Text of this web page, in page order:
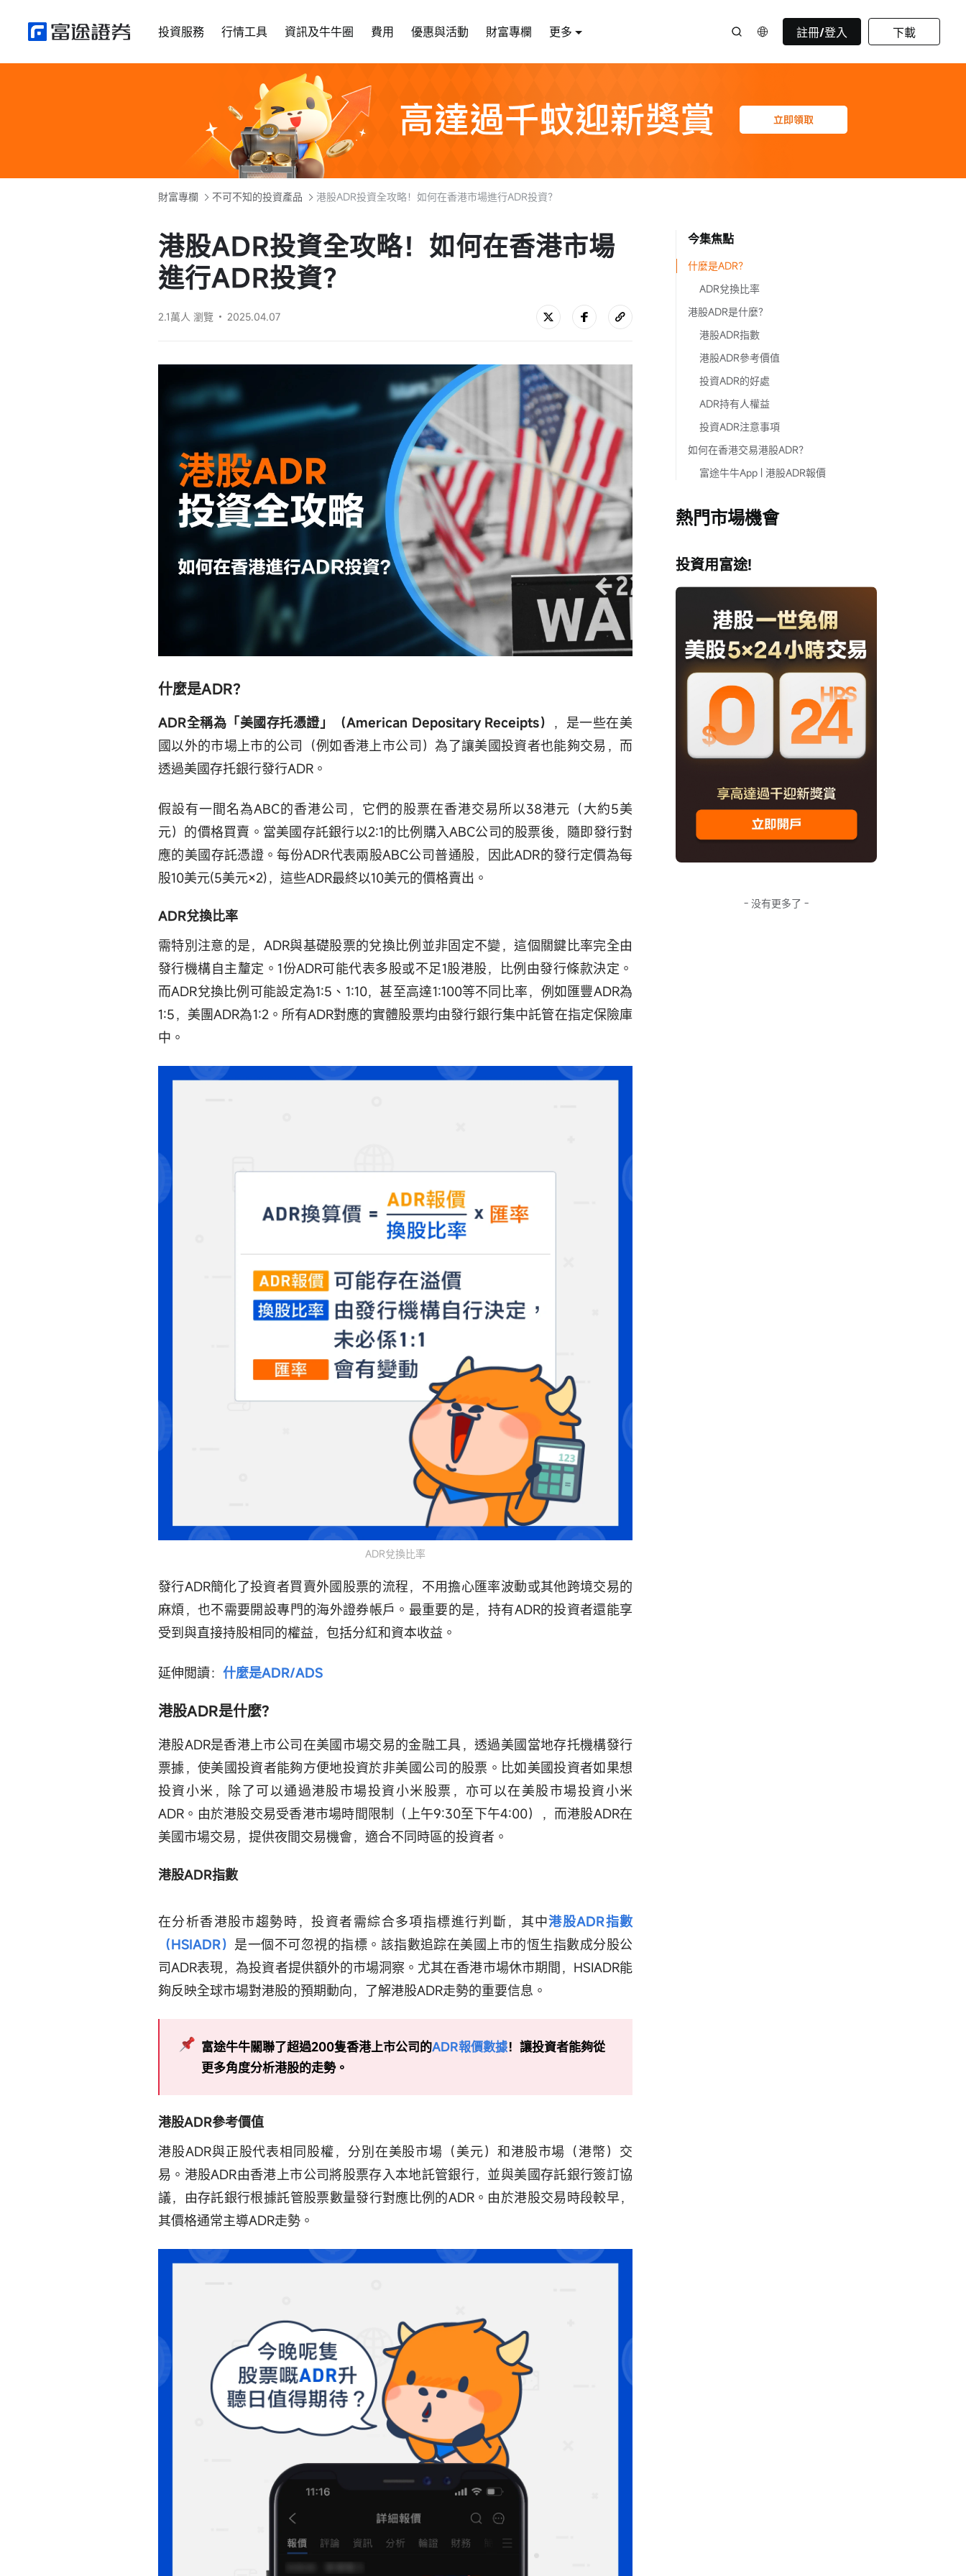
投資服務 行情工具 資訊及牛牛圈 費用 優惠與活動 財富專欄 更多 註冊/登入 下載
財富專欄 不可不知的投資產品 港股ADR投資全攻略！如何在香港市場進行ADR投資？
港股ADR投資全攻略！如何在香港市場
進行ADR投資？
2.1萬人 瀏覽 2025.04.07
什麼是ADR？
ADR全稱為「美國存托憑證」（American Depositary Receipts） ，是一些在美
國以外的市場上市的公司（例如香港上市公司）為了讓美國投資者也能夠交易，而
透過美國存托銀行發行ADR。
假設有一間名為ABC的香港公司，它們的股票在香港交易所以38港元（大約5美
元）的價格買賣。當美國存託銀行以2:1的比例購入ABC公司的股票後，隨即發行對
應的美國存託憑證。每份ADR代表兩股ABC公司普通股，因此ADR的發行定價為每
股10美元(5美元×2)，這些ADR最終以10美元的價格賣出。
ADR兌換比率
需特別注意的是，ADR與基礎股票的兌換比例並非固定不變，這個關鍵比率完全由
發行機構自主釐定。1份ADR可能代表多股或不足1股港股，比例由發行條款決定。
而ADR兌換比例可能設定為1:5、1:10，甚至高達1:100等不同比率，例如匯豐ADR為
1:5，美團ADR為1:2。所有ADR對應的實體股票均由發行銀行集中託管在指定保險庫
中。
ADR兌換比率
發行ADR簡化了投資者買賣外國股票的流程，不用擔心匯率波動或其他跨境交易的
麻煩，也不需要開設專門的海外證券帳戶。最重要的是，持有ADR的投資者還能享
受到與直接持股相同的權益，包括分紅和資本收益。
延伸閲讀： 什麼是ADR/ADS
港股ADR是什麼?
港股ADR是香港上市公司在美國市場交易的金融工具，透過美國當地存托機構發行
票據，使美國投資者能夠方便地投資於非美國公司的股票。比如美國投資者如果想
投資小米，除了可以通過港股市場投資小米股票，亦可以在美股市場投資小米
ADR。由於港股交易受香港市場時間限制（上午9:30至下午4:00），而港股ADR在
美國市場交易，提供夜間交易機會，適合不同時區的投資者。
港股ADR指數
在分析香港股市趨勢時，投資者需綜合多項指標進行判斷，其中港股ADR指數
（HSIADR） 是一個不可忽視的指標。該指數追踪在美國上市的恆生指數成分股公
司ADR表現，為投資者提供額外的市場洞察。尤其在香港市場休市期間，HSIADR能
夠反映全球市場對港股的預期動向，了解港股ADR走勢的重要信息。
富途牛牛關聯了超過200隻香港上市公司的ADR報價數據！讓投資者能夠從
更多角度分析港股的走勢。
港股ADR參考價值
港股ADR與正股代表相同股權，分別在美股市場（美元）和港股市場（港幣）交
易。港股ADR由香港上市公司將股票存入本地託管銀行，並與美國存託銀行簽訂協
議，由存託銀行根據託管股票數量發行對應比例的ADR。由於港股交易時段較早，
其價格通常主導ADR走勢。
今集焦點
什麼是ADR？
ADR兌換比率
港股ADR是什麼?
港股ADR指數
港股ADR參考價值
投資ADR的好處
ADR持有人權益
投資ADR注意事項
如何在香港交易港股ADR？
富途牛牛App | 港股ADR報價
熱門市場機會
投資用富途!
- 没有更多了 -